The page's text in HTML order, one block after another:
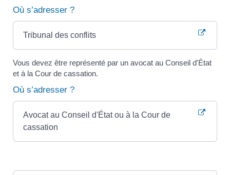
Où s’adresser ?
Tribunal des conflits
Vous devez être représenté par un avocat au Conseil d'État
et à la Cour de cassation.
Où s’adresser ?
Avocat au Conseil d'État ou à la Cour de
cassation